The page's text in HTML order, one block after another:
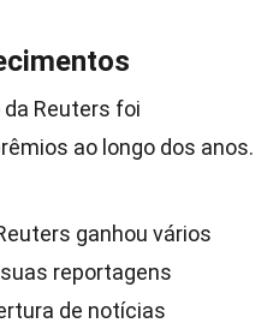
Reuters foi
ao longo dos anos.
ganhou vários
reportagens
de notícias